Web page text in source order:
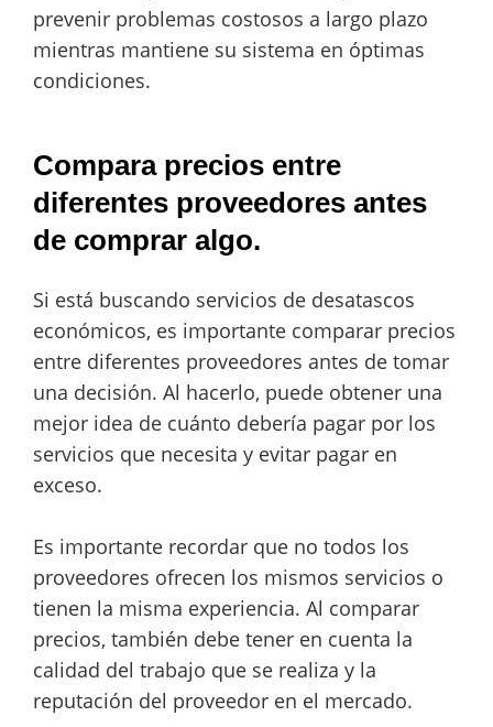
prevenir problemas costosos a largo plazo
mientras mantiene su sistema en óptimas
condiciones.
Compara precios entre
diferentes proveedores antes
de comprar algo.
Si está buscando servicios de desatascos
económicos, es importante comparar precios
entre diferentes proveedores antes de tomar
una decisión. Al hacerlo, puede obtener una
mejor idea de cuánto debería pagar por los
servicios que necesita y evitar pagar en
exceso.
Es importante recordar que no todos los
proveedores ofrecen los mismos servicios o
tienen la misma experiencia. Al comparar
precios, también debe tener en cuenta la
calidad del trabajo que se realiza y la
reputación del proveedor en el mercado.